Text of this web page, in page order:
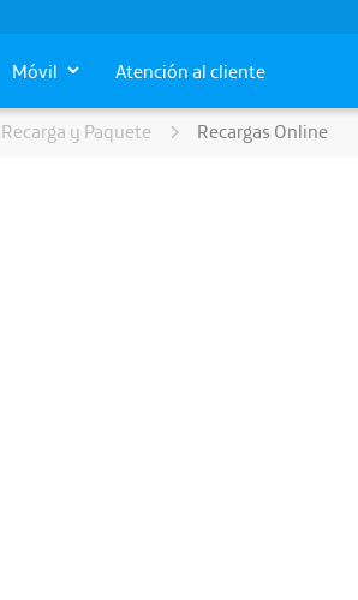
Móvil Atención al cliente
Recarga y Paquete Recargas Online